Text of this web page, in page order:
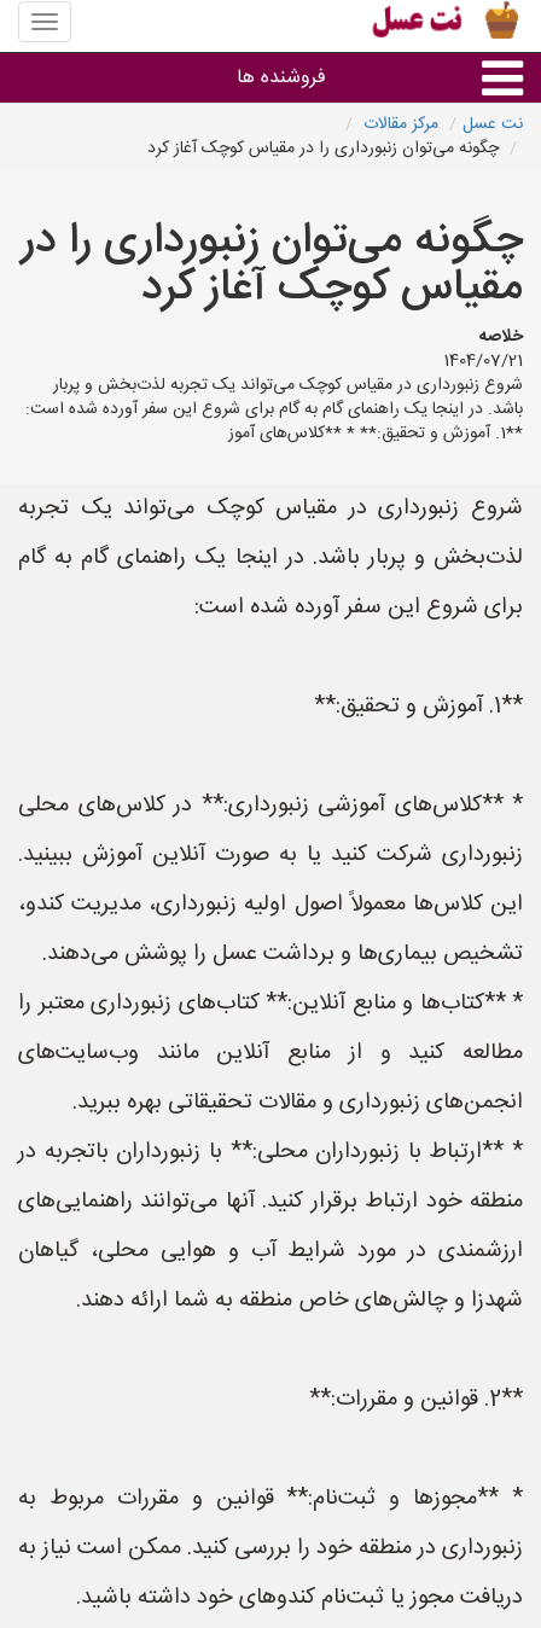
منوی
سایت
عسل
فروشنده ها
گروه ها
استان ها
نت عسل
مرکز مقالات
چگونه می‌توان زنبورداری را در مقیاس کوچک آغاز کرد
چگونه می‌توان زنبورداری را در
مقیاس کوچک آغاز کرد
خلاصه
1404/07/21
شروع زنبورداری در مقیاس کوچک می‌تواند یک تجربه لذت‌بخش و پربار
باشد. در اینجا یک راهنمای گام به گام برای شروع این سفر آورده شده است:
**1. آموزش و تحقیق:** * **کلاس‌های آموز
شروع زنبورداری در مقیاس کوچک می‌تواند یک تجربه
لذت‌بخش و پربار باشد. در اینجا یک راهنمای گام به گام
برای شروع این سفر آورده شده است:
**1. آموزش و تحقیق:**
* **کلاس‌های آموزشی زنبورداری:** در کلاس‌های محلی
زنبورداری شرکت کنید یا به صورت آنلاین آموزش ببینید.
این کلاس‌ها معمولاً اصول اولیه زنبورداری، مدیریت کندو،
تشخیص بیماری‌ها و برداشت عسل را پوشش می‌دهند.
* **کتاب‌ها و منابع آنلاین:** کتاب‌های زنبورداری معتبر را
مطالعه کنید و از منابع آنلاین مانند وب‌سایت‌های
انجمن‌های زنبورداری و مقالات تحقیقاتی بهره ببرید.
* **ارتباط با زنبورداران محلی:** با زنبورداران باتجربه در
منطقه خود ارتباط برقرار کنید. آنها می‌توانند راهنمایی‌های
ارزشمندی در مورد شرایط آب و هوایی محلی، گیاهان
شهدزا و چالش‌های خاص منطقه به شما ارائه دهند.
**2. قوانین و مقررات:**
* **مجوزها و ثبت‌نام:** قوانین و مقررات مربوط به
زنبورداری در منطقه خود را بررسی کنید. ممکن است نیاز به
دریافت مجوز یا ثبت‌نام کندوهای خود داشته باشید.